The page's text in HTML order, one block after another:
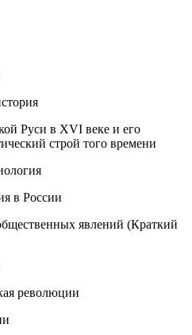
Руси в ХVI веке и его
строй того времени
в России
явлений (Краткий
революции